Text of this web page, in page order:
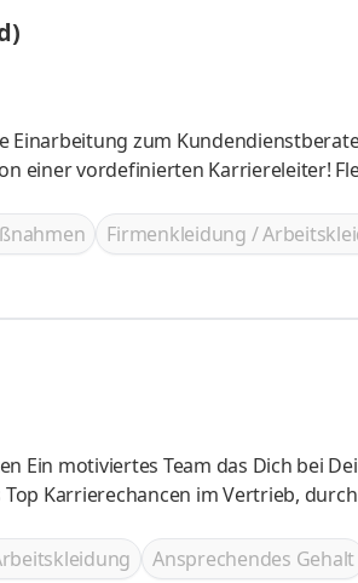
w/d)
Firmenkleidung /
Ansprechendes Gehalt